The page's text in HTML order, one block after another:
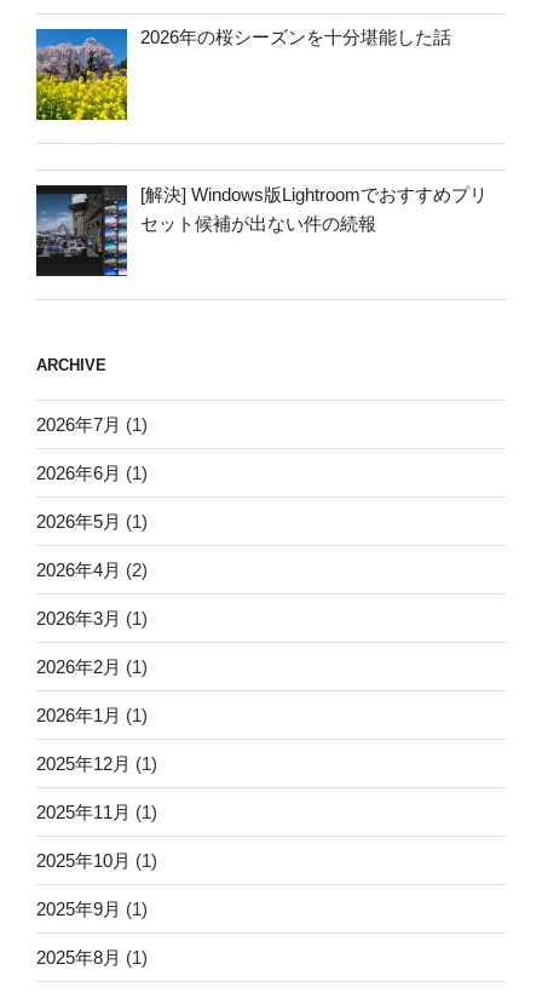
2026年の桜シーズンを十分堪能した話
[解決] Windows版Lightroomでおすすめプリ
セット候補が出ない件の続報
ARCHIVE
2026年7月 (1)
2026年6月 (1)
2026年5月 (1)
2026年4月 (2)
2026年3月 (1)
2026年2月 (1)
2026年1月 (1)
2025年12月 (1)
2025年11月 (1)
2025年10月 (1)
2025年9月 (1)
2025年8月 (1)